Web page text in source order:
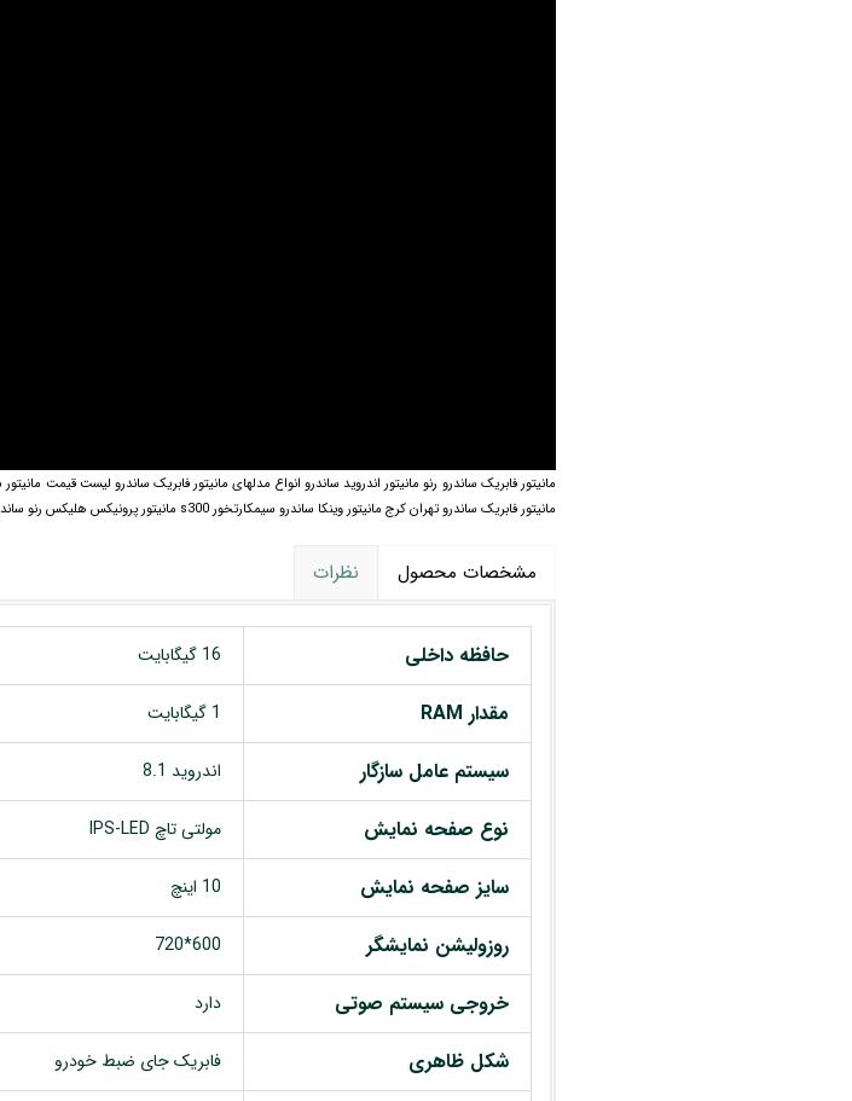
مانیتور فابریک ساندرو تهران کرج مانیتور وینکا ساندرو سیمکارتخور s300 مانیتور پرونیکس هلیکس رنو ساندرو
مشخصات محصول نظرات
حافظه داخلی 16 گیگابایت
مقدار RAM 1 گیگابایت
سیستم عامل سازگار اندروید 8.1
نوع صفحه نمایش مولتی تاچ IPS-LED
سایز صفحه نمایش 10 اینچ
روزولیشن نمایشگر 600*720
خروجی سیستم صوتی دارد
شکل ظاهری فابریک جای ضبط خودرو